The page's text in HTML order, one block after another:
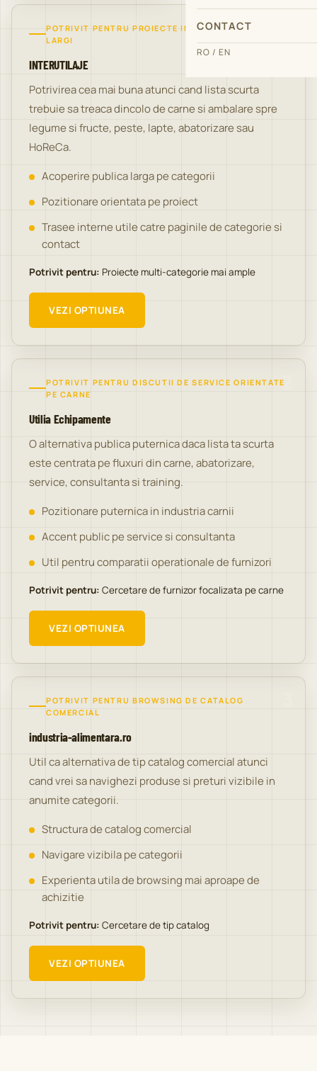
CONTACT
RO / EN
POTRIVIT PENTRU PROIECTE INDUSTRIALE MAI
LARGI
INTERUTILAJE
Potrivirea cea mai buna atunci cand lista scurta
trebuie sa treaca dincolo de carne si ambalare spre
legume si fructe, peste, lapte, abatorizare sau
HoReCa.
Acoperire publica larga pe categorii
Pozitionare orientata pe proiect
Trasee interne utile catre paginile de categorie si
contact
Potrivit pentru: Proiecte multi-categorie mai ample
VEZI OPTIUNEA
2
POTRIVIT PENTRU DISCUTII DE SERVICE ORIENTATE
PE CARNE
Utilia Echipamente
O alternativa publica puternica daca lista ta scurta
este centrata pe fluxuri din carne, abatorizare,
service, consultanta si training.
Pozitionare puternica in industria carnii
Accent public pe service si consultanta
Util pentru comparatii operationale de furnizori
Potrivit pentru: Cercetare de furnizor focalizata pe carne
VEZI OPTIUNEA
POTRIVIT PENTRU BROWSING DE CATALOG
COMERCIAL
industria-alimentara.ro
Util ca alternativa de tip catalog comercial atunci
cand vrei sa navighezi produse si preturi vizibile in
anumite categorii.
Structura de catalog comercial
Navigare vizibila pe categorii
Experienta utila de browsing mai aproape de
achizitie
Potrivit pentru: Cercetare de tip catalog
VEZI OPTIUNEA